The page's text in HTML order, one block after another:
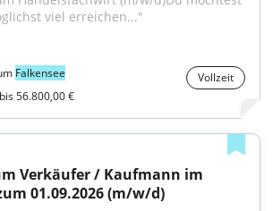
viel erreichen..."
Falkensee
Vollzeit
56.800,00 €
Verkäufer / Kaufmann im
01.09.2026 (m/w/d)